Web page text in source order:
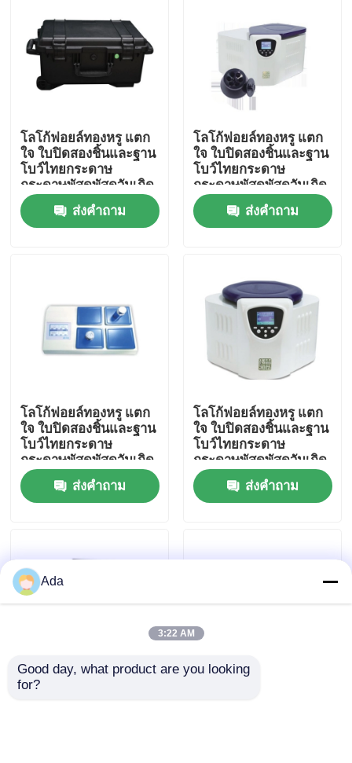
บ้าน
สินค้า
วิดีโอ
แสดง VR
เกี่ยวกับเรา
ทัวร์โรงงาน
ควบคุมคุณภาพ
โลโก้ฟอยล์ทองหรู แตก
ใจ ใบปิดสองชิ้นและฐาน
โบว์ไทยกระดาษ
กระดาษพัสดุพัสดุวันเกิด
ส่งคำถาม
โลโก้ฟอยล์ทองหรู แตก
ใจ ใบปิดสองชิ้นและฐาน
โบว์ไทยกระดาษ
กระดาษพัสดุพัสดุวันเกิด
ส่งคำถาม
โลโก้ฟอยล์ทองหรู แตก
ใจ ใบปิดสองชิ้นและฐาน
โบว์ไทยกระดาษ
กระดาษพัสดุพัสดุวันเกิด
ส่งคำถาม
โลโก้ฟอยล์ทองหรู แตก
ใจ ใบปิดสองชิ้นและฐาน
โบว์ไทยกระดาษ
กระดาษพัสดุพัสดุวันเกิด
ส่งคำถาม
โลโก้ฟอยล์ทองหรู แตก
Ada
3:22 AM
Good day, what product are you looking
for?